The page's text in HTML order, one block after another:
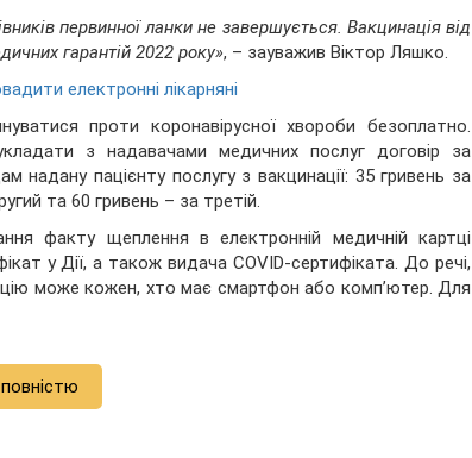
первинної ланки не завершується. Вакцинація від
гарантій 2022 року», – зауважив Віктор Ляшко.
електронні лікарняні
проти коронавірусної хвороби безоплатно.
з надавачами медичних послуг договір за
надану пацієнту послугу з вакцинації: 35 гривень за
та 60 гривень – за третій.
факту щеплення в електронній медичній картці
у Дії, а також видача COVID-сертифіката. До речі,
може кожен, хто має смартфон або комп’ютер. Для